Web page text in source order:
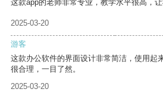
这款app的老师非常专业，教学水平很高，让
2025-03-20
游客
这款办公软件的界面设计非常简洁，使用起
很合理，一目了然。
2025-03-20